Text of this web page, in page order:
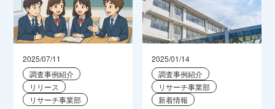
2025/07/11
調査事例紹介
リリース
リサーチ事業部
2025/01/14
調査事例紹介
リサーチ事業部
新着情報